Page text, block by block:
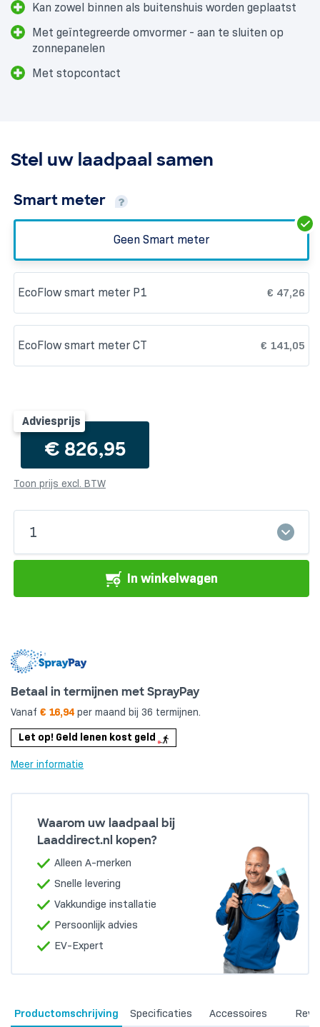
Kan zowel binnen als buitenshuis worden geplaatst
Met geïntegreerde omvormer - aan te sluiten op
zonnepanelen
Met stopcontact
Stel uw laadpaal samen
Smart meter
Geen Smart meter
EcoFlow smart meter P1 € 47,26
EcoFlow smart meter CT € 141,05
Adviesprijs
€ 826,95
Toon prijs excl. BTW
Stream
Pro
aantal
1
In winkelwagen
Betaal in termijnen met SprayPay
Vanaf € 16,94 per maand bij 36 termijnen.
Let op! Geld lenen kost geld
Meer informatie
Waarom uw laadpaal bij
Laaddirect.nl kopen?
Alleen A-merken
Snelle levering
Vakkundige installatie
Persoonlijk advies
EV-Expert
Productomschrijving Specificaties Accessoires